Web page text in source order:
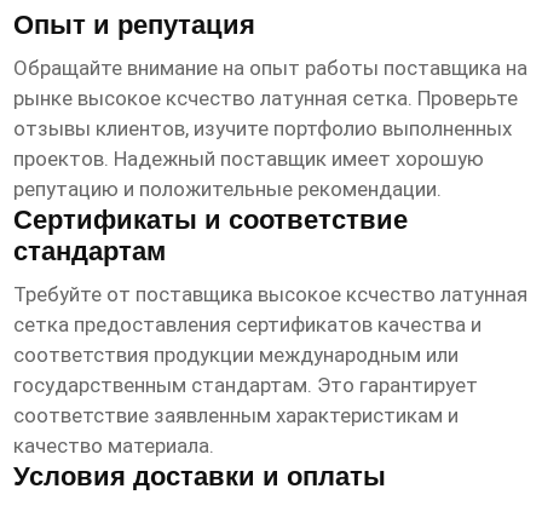
Опыт и репутация
Обращайте внимание на опыт работы поставщика на
рынке высокое ксчество латунная сетка. Проверьте
отзывы клиентов, изучите портфолио выполненных
проектов. Надежный поставщик имеет хорошую
репутацию и положительные рекомендации.
Сертификаты и соответствие
стандартам
Требуйте от поставщика высокое ксчество латунная
сетка предоставления сертификатов качества и
соответствия продукции международным или
государственным стандартам. Это гарантирует
соответствие заявленным характеристикам и
качество материала.
Условия доставки и оплаты